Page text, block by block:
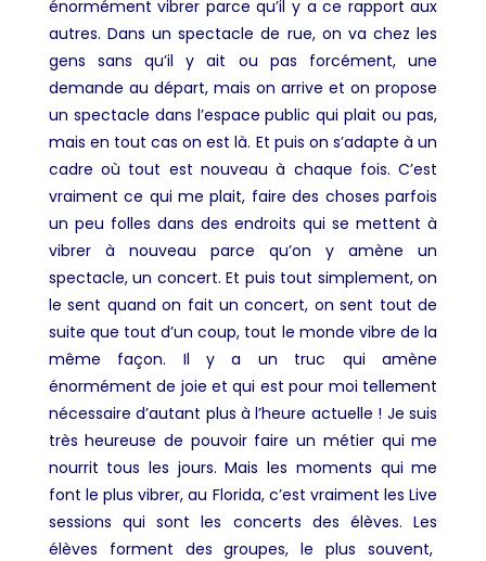
énormément vibrer parce qu’il y a ce rapport aux
autres. Dans un spectacle de rue, on va chez les
gens sans qu’il y ait ou pas forcément, une
demande au départ, mais on arrive et on propose
un spectacle dans l’espace public qui plait ou pas,
mais en tout cas on est là. Et puis on s’adapte à un
cadre où tout est nouveau à chaque fois. C’est
vraiment ce qui me plait, faire des choses parfois
un peu folles dans des endroits qui se mettent à
vibrer à nouveau parce qu’on y amène un
spectacle, un concert. Et puis tout simplement, on
le sent quand on fait un concert, on sent tout de
suite que tout d’un coup, tout le monde vibre de la
même façon. Il y a un truc qui amène
énormément de joie et qui est pour moi tellement
nécessaire d’autant plus à l’heure actuelle ! Je suis
très heureuse de pouvoir faire un métier qui me
nourrit tous les jours. Mais les moments qui me
font le plus vibrer, au Florida, c’est vraiment lesLive
sessions qui sont les concerts des élèves. Les
élèves forment des groupes, le plus souvent,